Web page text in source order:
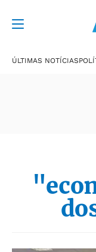
ÚLTIMAS NOTÍCIAS